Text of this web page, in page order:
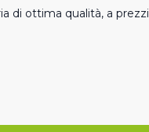
di ottima qualità, a prezzi